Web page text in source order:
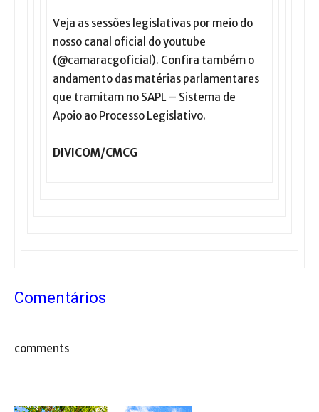
Veja as sessões legislativas por meio do
nosso canal oficial do youtube
(@camaracgoficial). Confira também o
andamento das matérias parlamentares
que tramitam no SAPL – Sistema de
Apoio ao Processo Legislativo.
DIVICOM/CMCG
Comentários
comments